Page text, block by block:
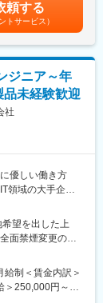
医療機関特有の
ク等、安心して
う様々な側面か
ート＆サービス
様からの信頼や
組み立てたりす
わせ内容を把握
ネットワーク化
アやネットワー
基本的に夜間に
頼する
トサービス）
ジニア～年
未経験歓迎
社
優しい働き方
領域の大手企業
を含み2～3件程
望を出した上
面禁煙変更の範
制＜賃金内訳＞
＞250,000円～